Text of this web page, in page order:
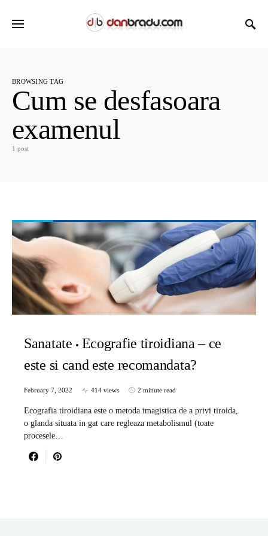
BROWSING TAG
Cum se desfasoara
examenul
1 post
Sanatate
Ecografie tiroidiana – ce
este si cand este recomandata?
February 7, 2022 414 views 2 minute read
Ecografia tiroidiana este o metoda imagistica de a privi tiroida,
o glanda situata in gat care regleaza metabolismul (toate
procesele…